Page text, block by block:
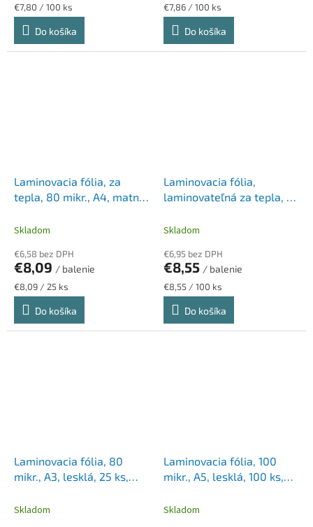
Jednotková
cena:
€7,80 / 100 ks
Do košíka
Jednotková
cena:
€7,86 / 100 ks
Do košíka
Laminovacia fólia, za
tepla, 80 mikr., A4, matná,
Stylish"
Skladom
€6,58 bez DPH
€8,09 / balenie
Jednotková
cena:
€8,09 / 25 ks
Do košíka
Laminovacia fólia,
laminovateľná za tepla, 75
OFFICE
Skladom
€6,95 bez DPH
€8,55 / balenie
Jednotková
cena:
€8,55 / 100 ks
Do košíka
Laminovacia fólia, 80
mikr., A3, lesklá, 25 ks,
Skladom
Laminovacia fólia, 100
mikr., A5, lesklá, 100 ks,
Skladom